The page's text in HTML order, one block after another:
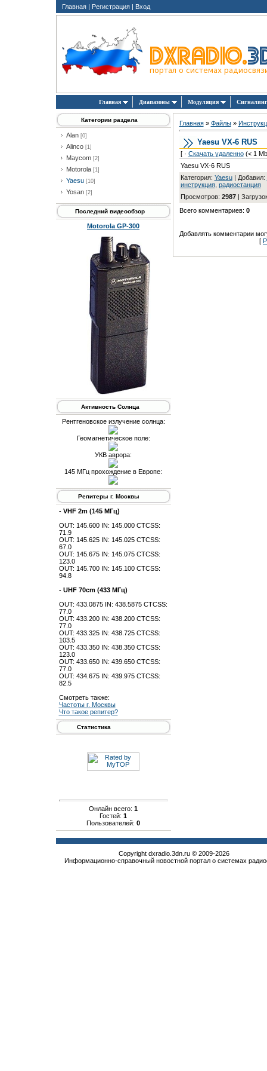
Главная| Регистрация| Вход
Главная Диапазоны Модуляция
Категории раздела
Alan [0]
Alinco [1]
Maycom [2]
Motorola [1]
Yaesu [10]
Yosan [2]
Последний видеообзор
Motorola GP-300
Активность Солнца
Рентгеновское излучение солнца:
Геомагнетическое поле:
УКВ аврора:
145 МГц прохождение в Европе:
Репитеры г. Москвы
- VHF 2m (145 МГц)
OUT: 145.600 IN: 145.000 CTCSS:
71.9
OUT: 145.625 IN: 145.025 CTCSS:
67.0
OUT: 145.675 IN: 145.075 CTCSS:
123.0
OUT: 145.700 IN: 145.100 CTCSS:
94.8
- UHF 70cm (433 МГц)
OUT: 433.0875 IN: 438.5875 CTCSS:
77.0
OUT: 433.200 IN: 438.200 CTCSS:
77.0
OUT: 433.325 IN: 438.725 CTCSS:
103.5
OUT: 433.350 IN: 438.350 CTCSS:
123.0
OUT: 433.650 IN: 439.650 CTCSS:
77.0
OUT: 434.675 IN: 439.975 CTCSS:
82.5
Смотреть также:
Частоты г. Москвы
Что такое репитер?
Статистика
Онлайн всего: 1
Гостей: 1
Пользователей: 0
Главная» Файлы»
Yaesu VX-6 RUS
[ · Скачать удаленно(< 1
Yaesu VX-6 RUS
Категория: Yaesu| Добавил:
инструкция, радиостанция
Просмотров: 2987|
Всего комментариев: 0
Добавлять комментарии
[
Copyright dxradio.3dn.ru © 2009-2026
Информационно-справочный новостной портал о системах